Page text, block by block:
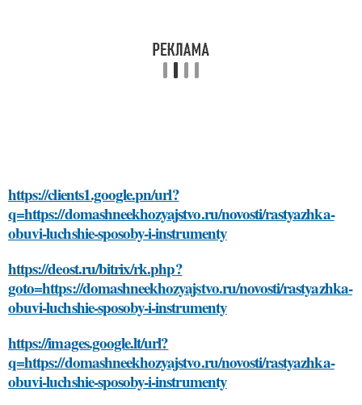
https://clients1.google.pn/url?
q=https://domashneekhozyajstvo.ru/novosti/rastyazhka-
obuvi-luchshie-sposoby-i-instrumenty
https://deost.ru/bitrix/rk.php?
goto=https://domashneekhozyajstvo.ru/novosti/rastyazhka-
obuvi-luchshie-sposoby-i-instrumenty
https://images.google.lt/url?
q=https://domashneekhozyajstvo.ru/novosti/rastyazhka-
obuvi-luchshie-sposoby-i-instrumenty